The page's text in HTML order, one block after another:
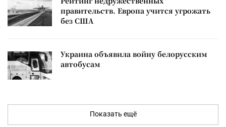
правительств. Европа учится угрожать
без США
Украина объявила войну белорусским
автобусам
Показать ещё